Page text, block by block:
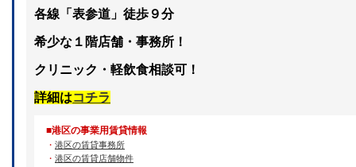
各線「表参道」徒歩９分
希少な１階店舗・事務所！
クリニック・軽飲食相談可！
詳細はコチラ
■港区の事業用賃貸情報
・ 港区の賃貸事務所
・ 港区の賃貸店舗物件